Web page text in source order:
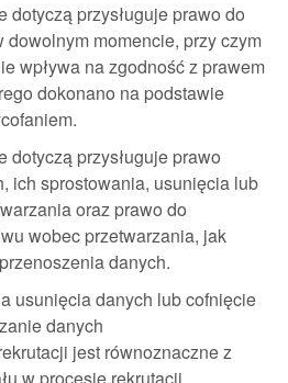
dotyczą przysługuje prawo do
dowolnym momencie, przy czym
wpływa na zgodność z prawem
dokonano na podstawie
dotyczą przysługuje prawo
ich sprostowania, usunięcia lub
oraz prawo do
wobec przetwarzania, jak
danych.
usunięcia danych lub cofnięcie
danych
jest równoznaczne z